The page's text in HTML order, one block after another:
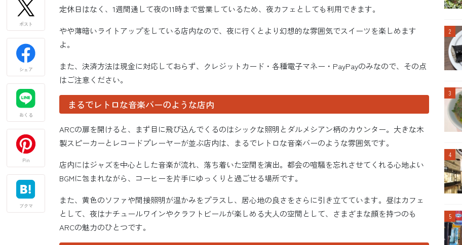
定休日はなく、1週間通して夜の11時まで営業しているため、夜カフェとしても利用できます。
やや薄暗いライトアップをしている店内なので、夜に行くとより幻想的な雰囲気でスイーツを楽しめます
よ。
また、決済方法は現金に対応しておらず、クレジットカード・各種電子マネー・PayPayのみなので、その点
はご注意ください。
まるでレトロな音楽バーのような店内
ARCの扉を開けると、まず目に飛び込んでくるのはシックな照明とダルメシアン柄のカウンター。大きな木
製スピーカーとレコードプレーヤーが並ぶ店内は、まるでレトロな音楽バーのような雰囲気です。
店内にはジャズを中心とした音楽が流れ、落ち着いた空間を演出。都会の喧騒を忘れさせてくれる心地よい
BGMに包まれながら、コーヒーを片手にゆっくりと過ごせる場所です。
また、黄色のソファや間接照明が温かみをプラスし、居心地の良さをさらに引き立てています。昼はカフェ
として、夜はナチュールワインやクラフトビールが楽しめる大人の空間として、さまざまな顔を持つのも
ARCの魅力のひとつです。
ポスト
シェア
おくる
Pin
ブクマ